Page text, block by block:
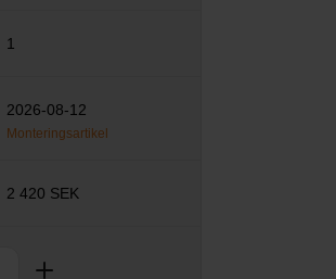
1
2026-08-12
Monteringsartikel
2 420 SEK